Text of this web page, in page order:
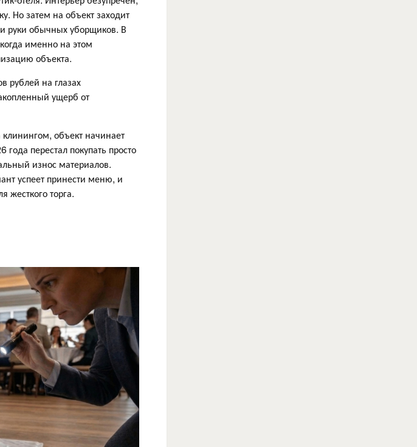
Но затем на объект заходит
и руки обычных уборщиков. В
именно на этом
объекта.
рублей на глазах
ущерб от
объект начинает
перестал покупать просто
износ материалов.
успеет принести меню, и
торга.